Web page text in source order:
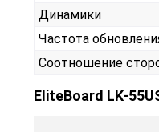
Динамики
Частота
Соотношение
EliteBoard LK-